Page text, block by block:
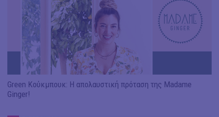
Green Κούκμπουκ: Η απολαυστική πρόταση της Madame
Ginger!